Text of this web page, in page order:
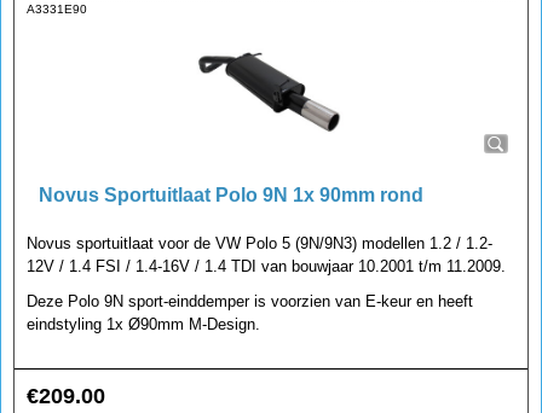
A3331E90
Novus Sportuitlaat Polo 9N 1x 90mm rond
Novus sportuitlaat voor de VW Polo 5 (9N/9N3) modellen 1.2 / 1.2-
12V / 1.4 FSI / 1.4-16V / 1.4 TDI van bouwjaar 10.2001 t/m 11.2009.
Deze Polo 9N sport-einddemper is voorzien van E-keur en heeft
eindstyling 1x Ø90mm M-Design.
€209.00